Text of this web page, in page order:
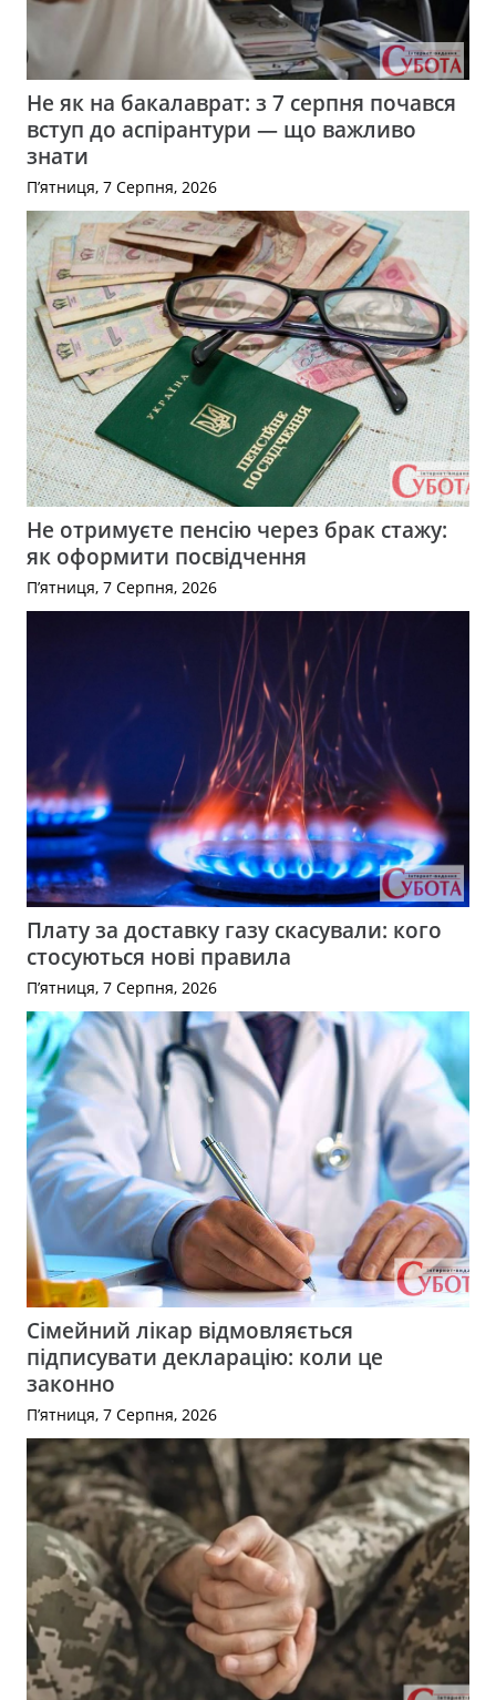
Не як на бакалаврат: з 7 серпня почався
вступ до аспірантури — що важливо
знати
П’ятниця, 7 Серпня, 2026
Не отримуєте пенсію через брак стажу:
як оформити посвідчення
П’ятниця, 7 Серпня, 2026
Плату за доставку газу скасували: кого
стосуються нові правила
П’ятниця, 7 Серпня, 2026
Сімейний лікар відмовляється
підписувати декларацію: коли це
законно
П’ятниця, 7 Серпня, 2026